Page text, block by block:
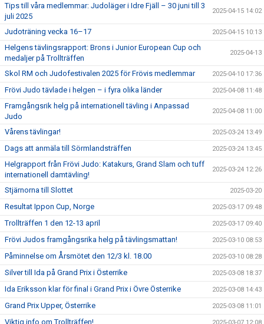
Tips till våra medlemmar: Judoläger i Idre Fjäll – 30 juni till 3
juli 2025
2025-04-15 14:02
Judoträning vecka 16–17 2025-04-15 10:13
Helgens tävlingsrapport: Brons i Junior European Cup och
medaljer på Trollträffen
2025-04-13
Skol RM och Judofestivalen 2025 för Frövis medlemmar 2025-04-10 17:36
Frövi Judo tävlade i helgen – i fyra olika länder 2025-04-08 11:48
Framgångsrik helg på internationell tävling i Anpassad
Judo
2025-04-08 11:00
Vårens tävlingar! 2025-03-24 13:49
Dags att anmäla till Sörmlandsträffen 2025-03-24 13:45
Helgrapport från Frövi Judo: Katakurs, Grand Slam och tuff
internationell damtävling!
2025-03-24 12:26
Stjärnorna till Slottet 2025-03-20
Resultat Ippon Cup, Norge 2025-03-17 09:48
Trollträffen 1 den 12-13 april 2025-03-17 09:40
Frövi Judos framgångsrika helg på tävlingsmattan! 2025-03-10 08:53
Påminnelse om Årsmötet den 12/3 kl. 18.00 2025-03-10 08:28
Silver till Ida på Grand Prix i Österrike 2025-03-08 18:37
Ida Eriksson klar för final i Grand Prix i Övre Österrike 2025-03-08 14:43
Grand Prix Upper, Österrike 2025-03-08 11:01
Viktig info om Trollträffen! 2025-03-07 12:08